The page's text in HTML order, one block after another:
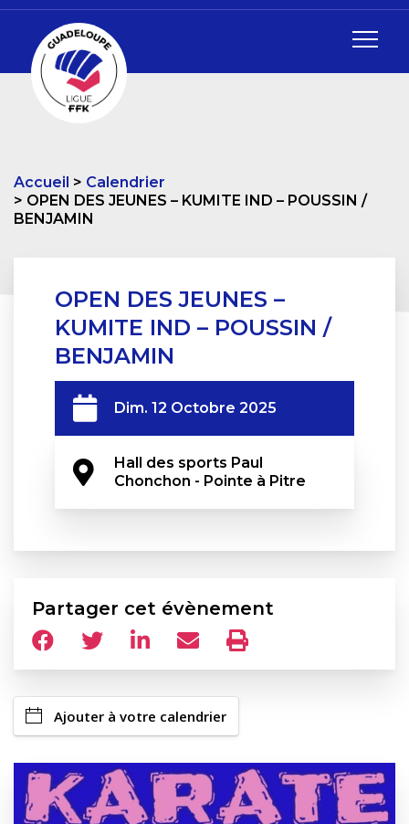
Accueil
Calendrier
OPEN DES JEUNES – KUMITE IND – POUSSIN /
BENJAMIN
OPEN DES JEUNES –
KUMITE IND – POUSSIN /
BENJAMIN
Dim. 12 Octobre 2025
Hall des sports Paul
Chonchon - Pointe à Pitre
Partager cet évènement
Ajouter à votre calendrier